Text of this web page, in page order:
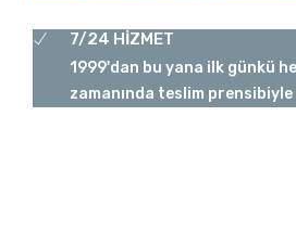
7/24 HİZMET
1999'dan bu yana ilk günkü
zamanında teslim prensibiyle